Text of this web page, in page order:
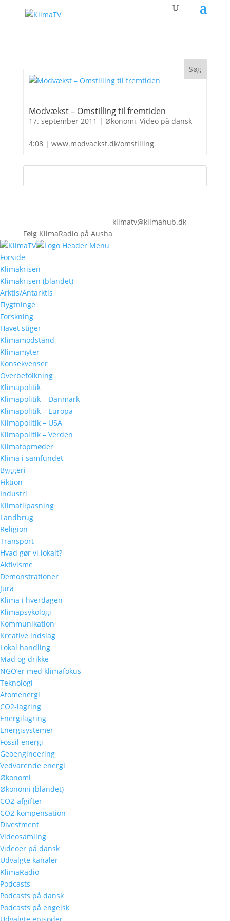
Modvækst – Omstilling til fremtiden
17. september 2011 | Økonomi, Video på dansk
4:08 | www.modvaekst.dk/omstilling
Følg KlimaRadio på Ausha
klimatv@klimahub.dk
Forside
Klimakrisen
Klimakrisen (blandet)
Arktis/Antarktis
Flygtninge
Forskning
Havet stiger
Klimamodstand
Klimamyter
Konsekvenser
Overbefolkning
Klimapolitik
Klimapolitik – Danmark
Klimapolitik – Europa
Klimapolitik – USA
Klimapolitik – Verden
Klimatopmøder
Klima i samfundet
Byggeri
Fiktion
Industri
Klimatilpasning
Landbrug
Religion
Transport
Hvad gør vi lokalt?
Aktivisme
Demonstrationer
Jura
Klima i hverdagen
Klimapsykologi
Kommunikation
Kreative indslag
Lokal handling
Mad og drikke
NGO’er med klimafokus
Teknologi
Atomenergi
CO2-lagring
Energilagring
Energisystemer
Fossil energi
Geoengineering
Vedvarende energi
Økonomi
Økonomi (blandet)
CO2-afgifter
CO2-kompensation
Divestment
Videosamling
Videoer på dansk
Udvalgte kanaler
KlimaRadio
Podcasts
Podcasts på dansk
Podcasts på engelsk